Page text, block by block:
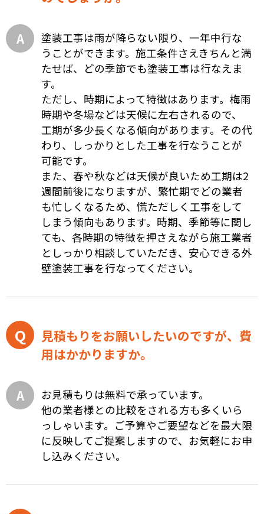
塗装工事は雨が降らない限り、一年中行な
うことができます。施工条件さえきちんと満
たせば、どの季節でも塗装工事は行なえま
す。
ただし、時期によって特徴はあります。梅雨
時期や冬場などは天候に左右されるので、
工期が多少長くなる傾向があります。その代
わり、しっかりとした工事を行なうことが
可能です。
また、春や秋などは天候が良いため工期は2
週間前後になりますが、繁忙期でどの業者
も忙しくなるため、慌ただしく工事をして
しまう傾向もあります。時期、季節等に関し
ても、各時期の特徴を押さえながら施工業者
としっかり相談していただき、安心できる外
壁塗装工事を行なってください。
見積もりをお願いしたいのですが、費
用はかかりますか。
お見積もりは無料で承っています。
他の業者様との比較をされる方も多くいら
っしゃいます。ご予算やご要望などを最大限
に反映してご提案しますので、お気軽にお申
し込みください。